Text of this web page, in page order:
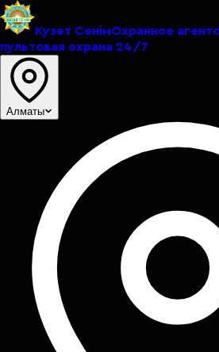
Кузет СенiмОхранное
пультовая охрана 24/7
Алматы